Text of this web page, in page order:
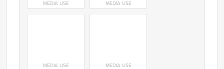
MEDIA USE MEDIA USE
MEDIA USE MEDIA USE